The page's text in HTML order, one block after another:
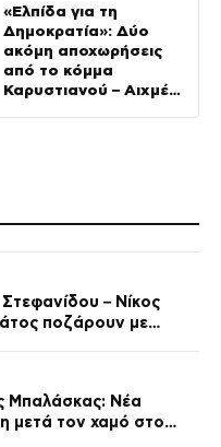
«Ελπίδα για τη
Δημοκρατία»: Δύο
ακόμη αποχωρήσεις
από το κόμμα
Καρυστιανού – Αιχμές
– Νίκος
ποζάρουν με
Μπαλάσκας: Νέα
μετά τον χαμό στο